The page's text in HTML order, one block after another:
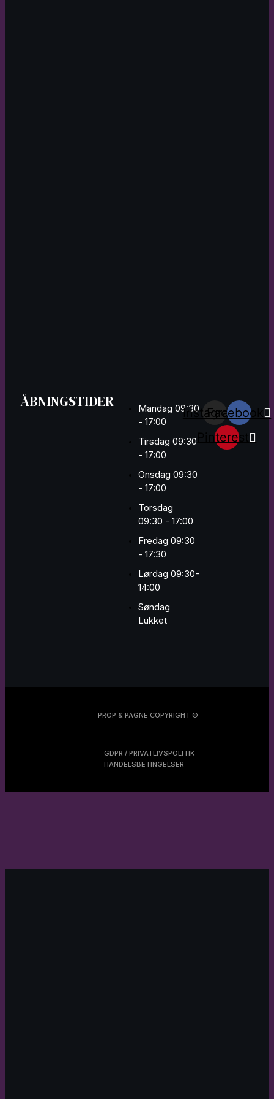
ÅBNINGSTIDER
Mandag 09:30
- 17:00
Tirsdag 09:30
- 17:00
Onsdag 09:30
- 17:00
Torsdag
09:30 - 17:00
Fredag 09:30
- 17:30
Lørdag 09:30-
14:00
Søndag
Lukket
Instagram
Facebook
Pinterest
PROP & PAGNE COPYRIGHT ©
GDPR / PRIVATLIVSPOLITIK
HANDELSBETINGELSER